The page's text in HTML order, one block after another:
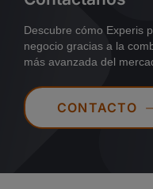
Descubre cómo Experis
negocio gracias a la
más avanzada del
CONTACTO